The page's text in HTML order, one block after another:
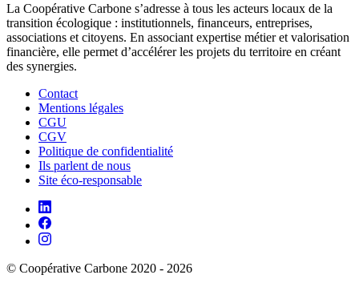
La Coopérative Carbone s’adresse à tous les acteurs locaux de la
transition écologique : institutionnels, financeurs, entreprises,
associations et citoyens. En associant expertise métier et valorisation
financière, elle permet d’accélérer les projets du territoire en créant
des synergies.
Contact
Mentions légales
CGU
CGV
Politique de confidentialité
Ils parlent de nous
Site éco-responsable
© Coopérative Carbone 2020 - 2026